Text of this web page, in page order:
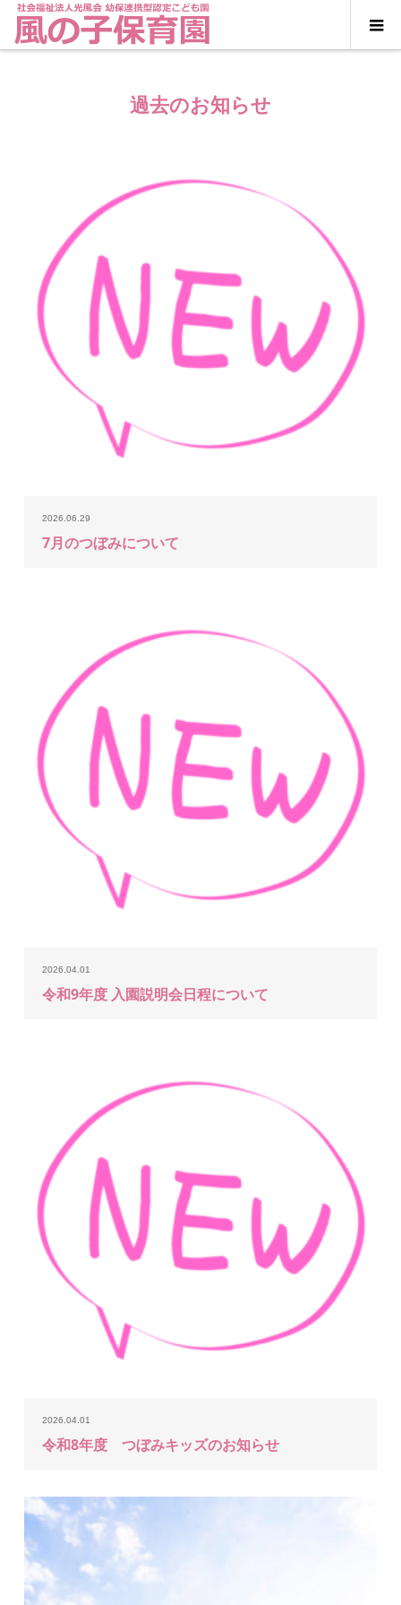
過去のお知らせ
2026.06.29
7月のつぼみについて
2026.04.01
令和9年度 入園説明会日程について
2026.04.01
令和8年度 つぼみキッズのお知らせ